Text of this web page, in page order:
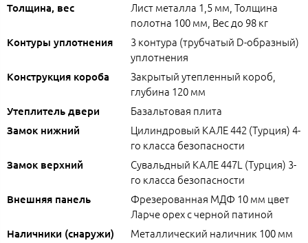
Толщина, вес
Лист металла 1,5 мм, Толщина
полотна 100 мм, Вес до 98 кг
Контуры уплотнения
3 контура (трубчатый D-образный)
уплотнения
Конструкция короба
Закрытый утепленный короб,
глубина 120 мм
Утеплитель двери Базальтовая плита
Замок нижний
Цилиндровый КАЛЕ 442 (Турция) 4-
го класса безопасности
Замок верхний
Сувальдный КАЛЕ 447L (Турция) 3-
го класса безопасности
Внешняя панель
Фрезерованная МДФ 10 мм цвет
Ларче орех с черной патиной
Наличники (снаружи) Металлический наличник 100 мм